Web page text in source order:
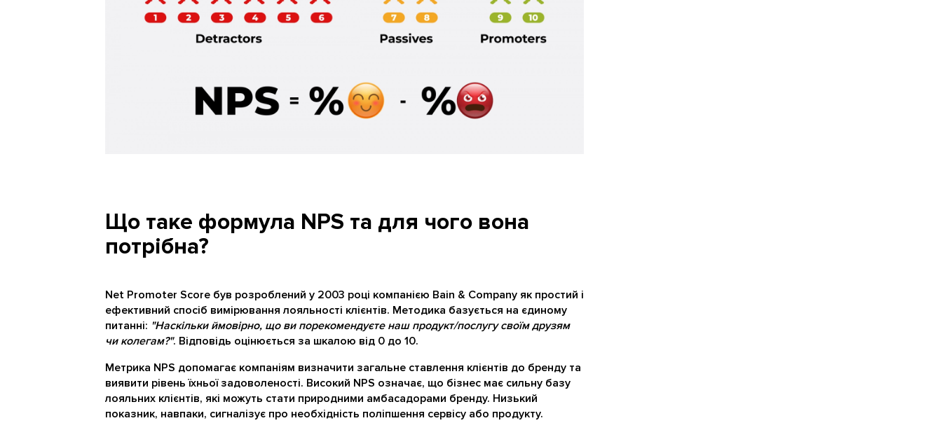
Що таке формула NPS та для чого вона
потрібна?
Net Promoter Score був розроблений у 2003 році компанією Bain & Company як простий і
ефективний спосіб вимірювання лояльності клієнтів. Методика базується на єдиному
питанні: "Наскільки ймовірно, що ви порекомендуєте наш продукт/послугу своїм друзям
чи колегам?". Відповідь оцінюється за шкалою від 0 до 10.
Метрика NPS допомагає компаніям визначити загальне ставлення клієнтів до бренду та
виявити рівень їхньої задоволеності. Високий NPS означає, що бізнес має сильну базу
лояльних клієнтів, які можуть стати природними амбасадорами бренду. Низький
показник, навпаки, сигналізує про необхідність поліпшення сервісу або продукту.